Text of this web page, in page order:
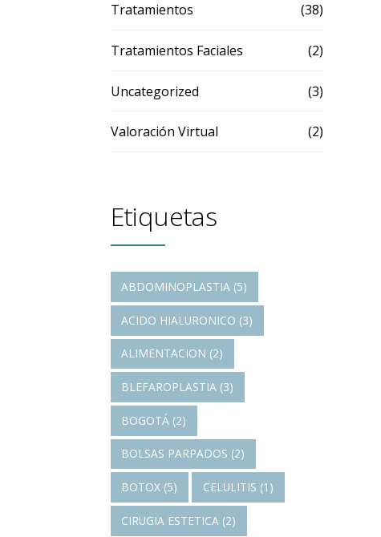
Tratamientos (38)
Tratamientos Faciales (2)
Uncategorized (3)
Valoración Virtual (2)
Etiquetas
ABDOMINOPLASTIA (5)
ACIDO HIALURONICO (3)
ALIMENTACION (2)
BLEFAROPLASTIA (3)
BOGOTÁ (2)
BOLSAS PARPADOS (2)
BOTOX (5) CELULITIS (1)
CIRUGIA ESTETICA (2)